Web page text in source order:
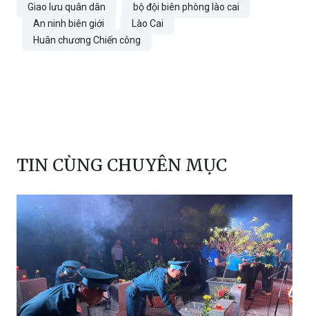
Giao lưu quân dân
bộ đội biên phòng lào cai
An ninh biên giới
Lào Cai
Huân chương Chiến công
TIN CÙNG CHUYÊN MỤC